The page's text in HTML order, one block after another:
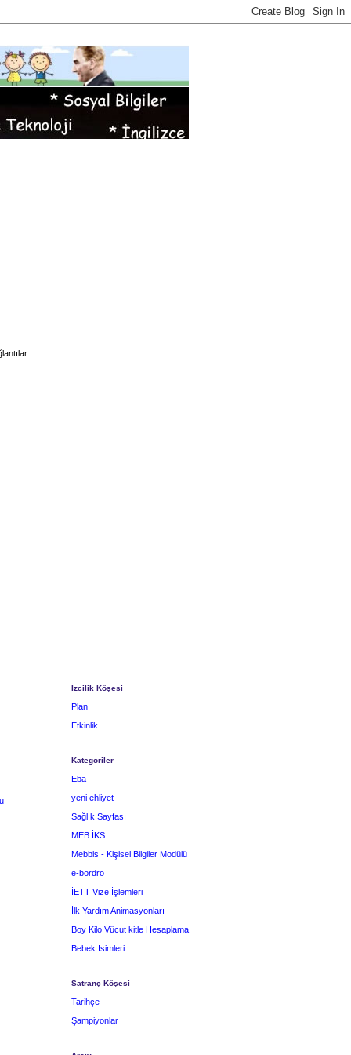
İzcilik Köşesi
Plan
Etkinlik
Kategoriler
Eba
yeni ehliyet
Sağlık Sayfası
MEB İKS
Mebbis - Kişisel Bilgiler Modülü
e-bordro
İETT Vize İşlemleri
İlk Yardım Animasyonları
Boy Kilo Vücut kitle Hesaplama
Bebek İsimleri
Satranç Köşesi
Tarihçe
Şampiyonlar